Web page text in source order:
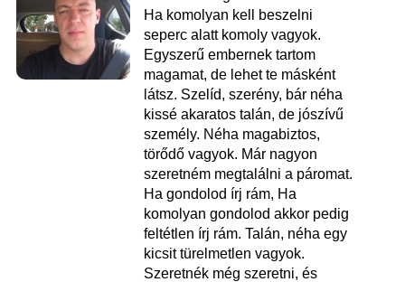
Ha komolyan kell beszelni
seperc alatt komoly vagyok.
Egyszerű embernek tartom
magamat, de lehet te másként
látsz. Szelíd, szerény, bár néha
kissé akaratos talán, de jószívű
személy. Néha magabiztos,
törődő vagyok. Már nagyon
szeretném megtalálni a páromat.
Ha gondolod írj rám, Ha
komolyan gondolod akkor pedig
feltétlen írj rám. Talán, néha egy
kicsit türelmetlen vagyok.
Szeretnék még szeretni, és